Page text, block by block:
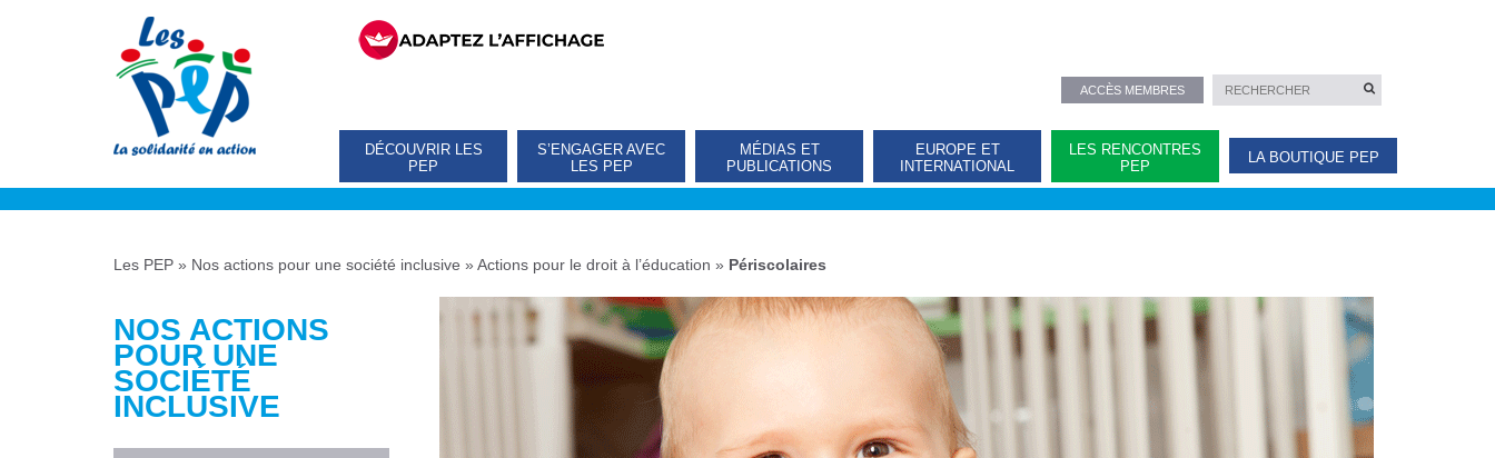
ACCÈS MEMBRES
DÉCOUVRIR LES
PEP
S’ENGAGER AVEC
LES PEP
MÉDIAS ET
PUBLICATIONS
EUROPE ET
INTERNATIONAL
LES RENCONTRES
PEP
LA BOUTIQUE PEP
Les PEP » Nos actions pour une société inclusive » Actions pour le droit à l’éducation » Périscolaires
NOS ACTIONS
POUR UNE
SOCIÉTÉ
INCLUSIVE